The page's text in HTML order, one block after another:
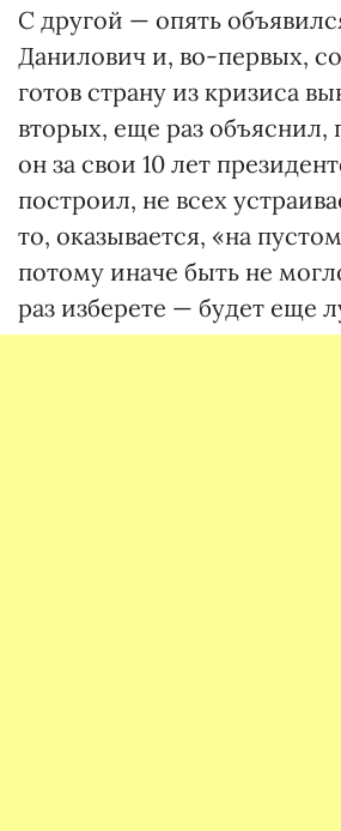
С другой — опять
Данилович и, во-первых,
готов страну из кризиса
вторых, еще раз объяснил,
он за свои 10 лет
построил, не всех
то, оказывается, «на
потому иначе быть не
раз изберете — будет еще